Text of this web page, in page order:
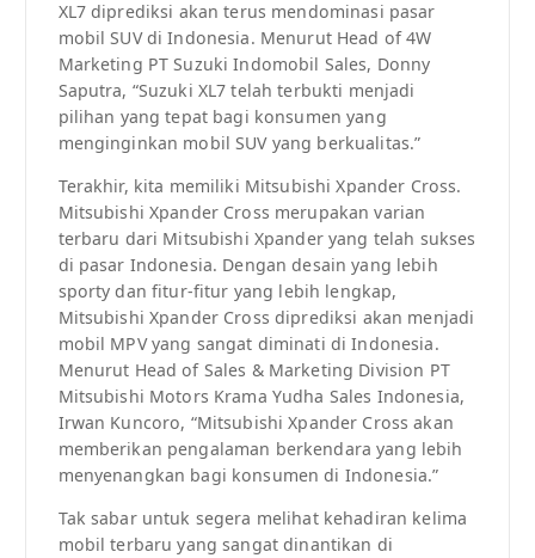
XL7 diprediksi akan terus mendominasi pasar
mobil SUV di Indonesia. Menurut Head of 4W
Marketing PT Suzuki Indomobil Sales, Donny
Saputra, “Suzuki XL7 telah terbukti menjadi
pilihan yang tepat bagi konsumen yang
menginginkan mobil SUV yang berkualitas.”
Terakhir, kita memiliki Mitsubishi Xpander Cross.
Mitsubishi Xpander Cross merupakan varian
terbaru dari Mitsubishi Xpander yang telah sukses
di pasar Indonesia. Dengan desain yang lebih
sporty dan fitur-fitur yang lebih lengkap,
Mitsubishi Xpander Cross diprediksi akan menjadi
mobil MPV yang sangat diminati di Indonesia.
Menurut Head of Sales & Marketing Division PT
Mitsubishi Motors Krama Yudha Sales Indonesia,
Irwan Kuncoro, “Mitsubishi Xpander Cross akan
memberikan pengalaman berkendara yang lebih
menyenangkan bagi konsumen di Indonesia.”
Tak sabar untuk segera melihat kehadiran kelima
mobil terbaru yang sangat dinantikan di